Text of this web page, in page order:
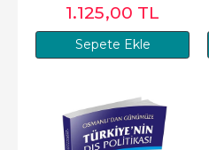
Sepete Ekle
1.125,00 TL